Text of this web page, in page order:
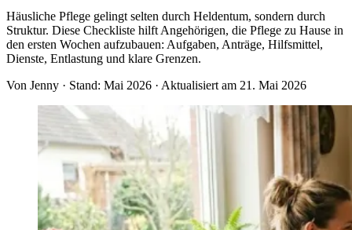
Häusliche Pflege gelingt selten durch Heldentum, sondern durch
Struktur. Diese Checkliste hilft Angehörigen, die Pflege zu Hause in
den ersten Wochen aufzubauen: Aufgaben, Anträge, Hilfsmittel,
Dienste, Entlastung und klare Grenzen.
Von Jenny · Stand: Mai 2026 · Aktualisiert am 21. Mai 2026